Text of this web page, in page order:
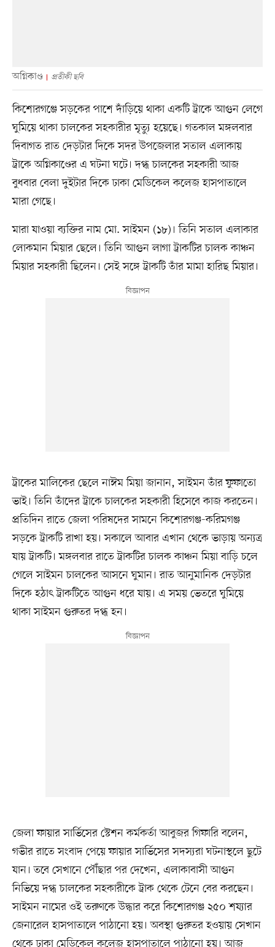
অগ্নিকাণ্ড প্রতীকী ছবি
কিশোরগঞ্জে সড়কের পাশে দাঁড়িয়ে থাকা একটি ট্রাকে আগুন লেগে
ঘুমিয়ে থাকা চালকের সহকারীর মৃত্যু হয়েছে। গতকাল মঙ্গলবার
দিবাগত রাত দেড়টার দিকে সদর উপজেলার সতাল এলাকায়
ট্রাকে অগ্নিকাণ্ডের এ ঘটনা ঘটে। দগ্ধ চালকের সহকারী আজ
বুধবার বেলা দুইটার দিকে ঢাকা মেডিকেল কলেজ হাসপাতালে
মারা গেছে।
মারা যাওয়া ব্যক্তির নাম মো. সাইমন (১৮)। তিনি সতাল এলাকার
লোকমান মিয়ার ছেলে। তিনি আগুন লাগা ট্রাকটির চালক কাঞ্চন
মিয়ার সহকারী ছিলেন। সেই সঙ্গে ট্রাকটি তাঁর মামা হারিছ মিয়ার।
ট্রাকের মালিকের ছেলে নাঈম মিয়া জানান, সাইমন তাঁর ফুফাতো
ভাই। তিনি তাঁদের ট্রাকে চালকের সহকারী হিসেবে কাজ করতেন।
প্রতিদিন রাতে জেলা পরিষদের সামনে কিশোরগঞ্জ-করিমগঞ্জ
সড়কে ট্রাকটি রাখা হয়। সকালে আবার এখান থেকে ভাড়ায় অন্যত্র
যায় ট্রাকটি। মঙ্গলবার রাতে ট্রাকটির চালক কাঞ্চন মিয়া বাড়ি চলে
গেলে সাইমন চালকের আসনে ঘুমান। রাত আনুমানিক দেড়টার
দিকে হঠাৎ ট্রাকটিতে আগুন ধরে যায়। এ সময় ভেতরে ঘুমিয়ে
থাকা সাইমন গুরুতর দগ্ধ হন।
জেলা ফায়ার সার্ভিসের স্টেশন কর্মকর্তা আবুজর গিফারি বলেন,
গভীর রাতে সংবাদ পেয়ে ফায়ার সার্ভিসের সদস্যরা ঘটনাস্থলে ছুটে
যান। তবে সেখানে পৌঁছার পর দেখেন, এলাকাবাসী আগুন
নিভিয়ে দগ্ধ চালকের সহকারীকে ট্রাক থেকে টেনে বের করছেন।
সাইমন নামের ওই তরুণকে উদ্ধার করে কিশোরগঞ্জ ২৫০ শয্যার
জেনারেল হাসপাতালে পাঠানো হয়। অবস্থা গুরুতর হওয়ায় সেখান